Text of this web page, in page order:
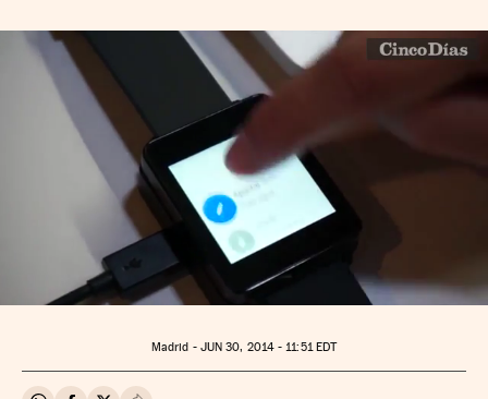
Madrid - JUN 30, 2014 - 11:51 EDT